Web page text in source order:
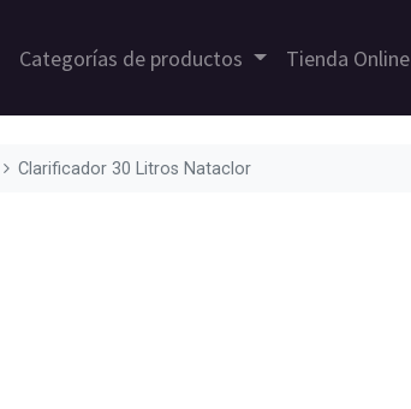
Categorías de productos Tienda Online
Clarificador 30 Litros Nataclor